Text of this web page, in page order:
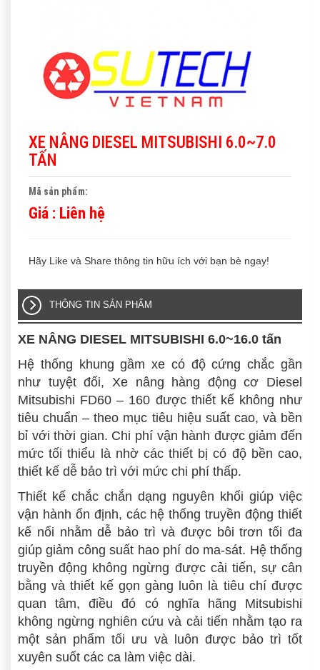
XE NÂNG DIESEL MITSUBISHI 6.0~7.0
TẤN
Mã sản phẩm:
Giá : Liên hệ
Hãy Like và Share thông tin hữu ích với bạn bè ngay!
THÔNG TIN SẢN PHẨM
XE NÂNG DIESEL MITSUBISHI 6.0~16.0 tấn
Hệ thống khung gầm xe có độ cứng chắc gần
như tuyệt đối, Xe nâng hàng động cơ Diesel
Mitsubishi FD60 – 160 được thiết kế không như
tiêu chuẩn – theo mục tiêu hiệu suất cao, và bền
bỉ với thời gian. Chi phí vận hành được giảm đến
mức tối thiểu là nhờ các thiết bị có độ bền cao,
thiết kế dễ bảo trì với mức chi phí thấp.
Thiết kế chắc chắn dạng nguyên khối giúp việc
vận hành ổn định, các hệ thống truyền động thiết
kế nổi nhằm dễ bảo trì và được bôi trơn tối đa
giúp giảm công suất hao phí do ma-sát. Hệ thống
truyền động không ngừng được cải tiến, sự cân
bằng và thiết kế gọn gàng luôn là tiêu chí được
quan tâm, điều đó có nghĩa hãng Mitsubishi
không ngừng nghiên cứu và cải tiến nhằm tạo ra
một sản phẩm tối ưu và luôn được bảo trì tốt
xuyên suốt các ca làm việc dài.